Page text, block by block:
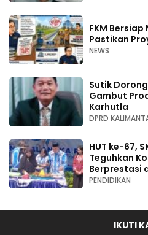
FKM Bersiap
Pastikan
NEWS
Sutik
Gambut
Karhutla
DPRD
HUT ke-67,
Teguhkan
Berprestasi
PENDIDIKAN
IKUTI